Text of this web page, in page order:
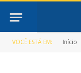
VOCÊ ESTÁ EM: Início